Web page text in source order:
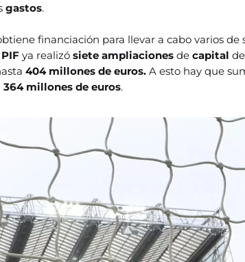
gastos.
financiación para llevar a cabo varios de
PIFya realizósiete ampliacionesdecapital
404 millones de euros.A esto hay que
364 millones de euros.